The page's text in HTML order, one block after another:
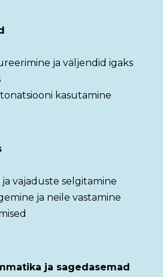
ja väljendid igaks
kasutamine
vajaduste selgitamine
ja neile vastamine
ja sagedasemad